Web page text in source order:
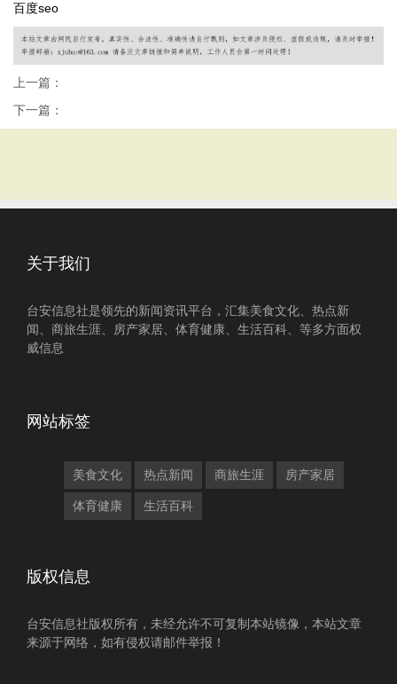
百度seo
上一篇：
下一篇：
关于我们
台安信息社是领先的新闻资讯平台，汇集美食文化、热点新
闻、商旅生涯、房产家居、体育健康、生活百科、等多方面权
威信息
网站标签
美食文化 热点新闻 商旅生涯 房产家居
体育健康 生活百科
版权信息
台安信息社版权所有，未经允许不可复制本站镜像，本站文章
来源于网络，如有侵权请邮件举报！